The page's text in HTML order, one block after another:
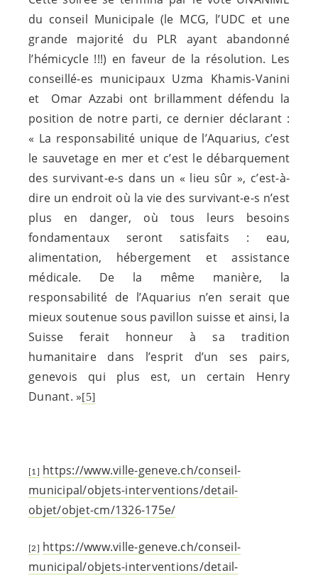
du conseil Municipale (le MCG, l’UDC et une
grande majorité du PLR ayant abandonné
l’hémicycle !!!) en faveur de la résolution. Les
conseillé-es municipaux Uzma Khamis-Vanini
et Omar Azzabi ont brillamment défendu la
position de notre parti, ce dernier déclarant :
« La responsabilité unique de l’Aquarius, c’est
le sauvetage en mer et c’est le débarquement
dessurvivant-e-s dans un « lieu sûr », c’est-à-
dire un endroit où la vie des survivant-e-s n’est
plus en danger, où tous leurs besoins
fondamentaux seront satisfaits : eau,
alimentation, hébergement et assistance
médicale. De la même manière, la
responsabilité de l’Aquarius n’en serait que
mieux soutenue sous pavillon suisse et ainsi, la
Suisse ferait honneur à sa tradition
humanitaire dans l’esprit d’un ses pairs,
genevois qui plus est, un certain Henry
Dunant. »[5]
[1]
https://www.ville-geneve.ch/conseil-
municipal/objets-interventions/detail-
objet/objet-cm/1326-175e/
[2]
https://www.ville-geneve.ch/conseil-
municipal/objets-interventions/detail-